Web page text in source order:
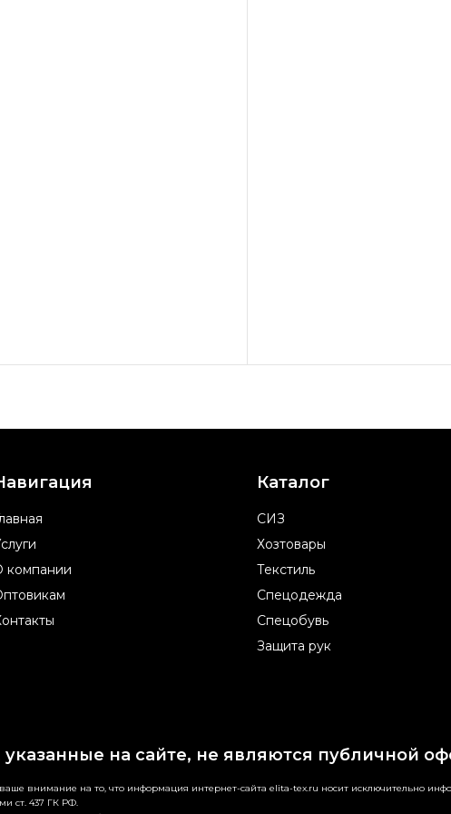
компании
Каталог
СИЗ
Хозтовары
Текстиль
Спецодежда
Спецобувь
Защита рук
на сайте, не являются публичной
внимание на то, что информация интернет-сайта elita-tex.ru носит исключительно
ст. 437 ГК РФ.